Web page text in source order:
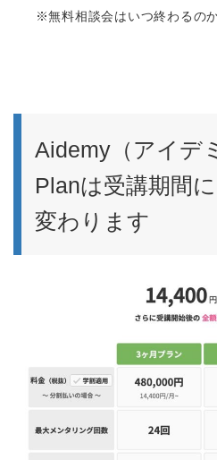
※無料相談会はいつ終わるの
Aidemy（アイデ
Planは受講期間
変わります